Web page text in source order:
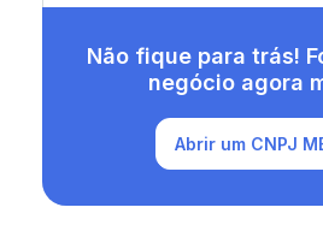
Não fique para trás!
negócio agora
Abrir um CNPJ